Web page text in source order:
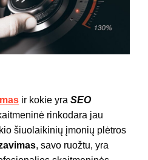
ir kokie yra SEO
rinkodara jau
šiuolaikinių įmonių plėtros
, savo ruožtu, yra